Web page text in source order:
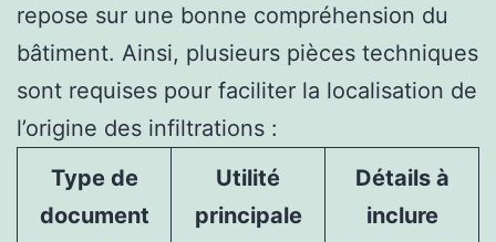
repose sur une bonne compréhension du
bâtiment. Ainsi, plusieurs pièces techniques
sont requises pour faciliter la localisation de
l’origine des infiltrations :
Type de
document
Utilité
principale
Détails à
inclure